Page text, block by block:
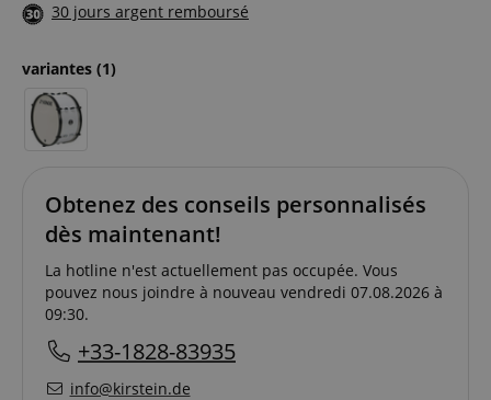
30 jours argent remboursé
variantes (1)
Obtenez des conseils personnalisés
dès maintenant!
La hotline n'est actuellement pas occupée. Vous
pouvez nous joindre à nouveau vendredi 07.08.2026 à
09:30.
+33-1828-83935
info@kirstein.de